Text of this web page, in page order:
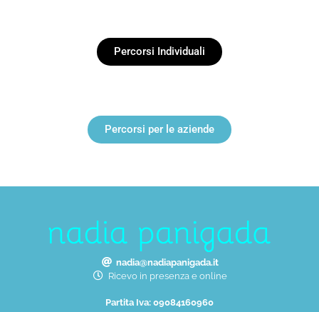
Percorsi Individuali
Percorsi per le aziende
nadia@nadiapanigada.it
Ricevo in presenza e online
Partita Iva: 09084160960